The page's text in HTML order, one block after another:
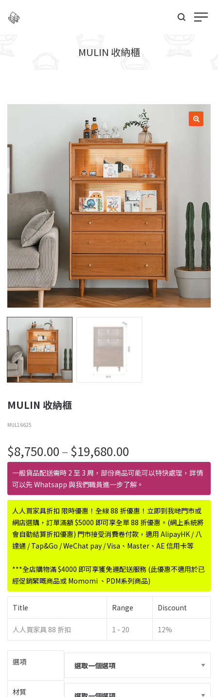
MULIN 收納櫃
MULIN 收納櫃
MUL16625
$8,750.00 – $19,680.00
格
範
圍：
$8,750.00
到
$19,680.00
一般貨品配送需時 2 至 3 周，部份商品可能可以特快處理，詳情
可以先 Whatsapp 與我們職員進一步了解。
人人買家具折扣 限時優惠！全線 88 折優惠！立即到我哋門市或
網店選購，訂單滿額 $5000 即可享全單 88 折優惠。(網上系統將
會自動結算折扣優惠) 門市接受消費卷付款，適用 AlipayHK / 八
達通 / Tap&Go / WeChat pay / Visa、Master、AE 信用卡等
***全店購物滿 $4000 即可享獲免運配送服務 (此優惠不適用於已
經促銷緊嘅商品或 Momomi 、PDM系列商品)
Title Range Discount
人人買家具 88 折扣 1 - 20 12%
選項
材質